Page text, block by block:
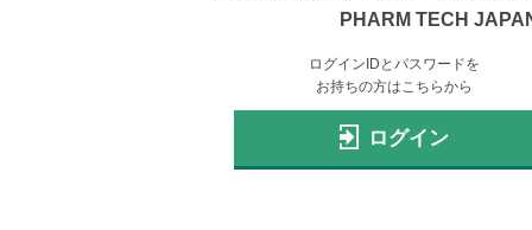
PHARM TECH
ログインIDとパスワードを
お持ちの方はこちらから
ログイン